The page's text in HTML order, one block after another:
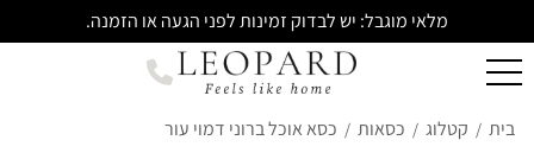
מלאי מוגבל: יש לבדוק זמינות לפני הגעה או הזמנה.
בית / קטלוג / כסאות / כסא אוכל ברוני דמוי עור